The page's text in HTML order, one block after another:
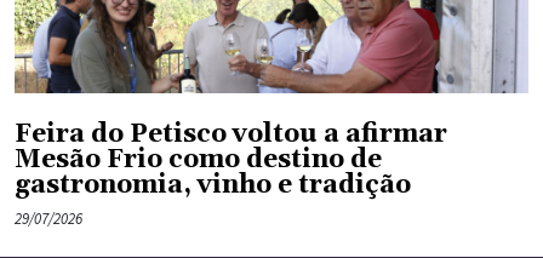
Feira do Petisco voltou a afirmar
Mesão Frio como destino de
gastronomia, vinho e tradição
29/07/2026